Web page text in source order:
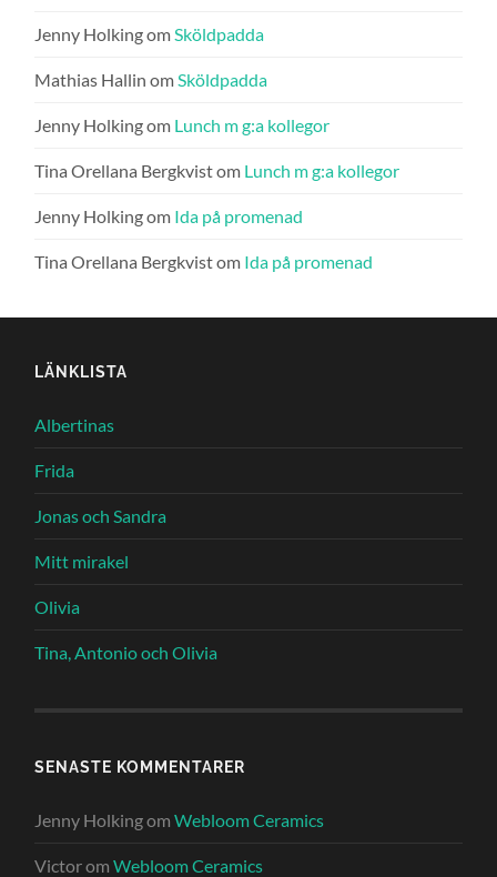
Jenny HolkingomSköldpadda
Mathias Hallin omSköldpadda
Jenny Holkingom Lunch m g:a kollegor
Tina Orellana Bergkvistom Lunch m g:a kollegor
Jenny Holkingom Ida på promenad
Tina Orellana Bergkvistom Ida på promenad
LÄNKLISTA
Albertinas
Frida
Jonas och Sandra
Mitt mirakel
Olivia
Tina, Antonio och Olivia
SENASTE KOMMENTARER
Jenny HolkingomWebloom Ceramics
VictoromWebloom Ceramics